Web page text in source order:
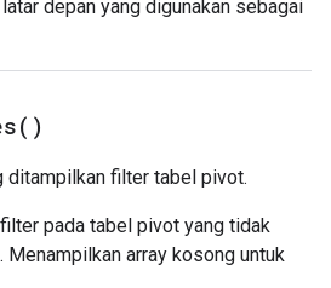
depan yang digunakan sebagai
)
ditampilkan filter tabel pivot.
pada tabel pivot yang tidak
Menampilkan array kosong untuk